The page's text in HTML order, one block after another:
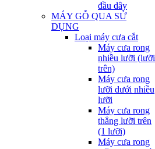
đầu dây
MÁY GỖ QUA SỬ
DỤNG
Loại máy cưa cắt
Máy cưa rong
nhiều lưỡi (lưỡi
trên)
Máy cưa rong
lưỡi dưới nhiều
lưỡi
Máy cưa rong
thẳng lưỡi trên
(1 lưỡi)
Máy cưa rong